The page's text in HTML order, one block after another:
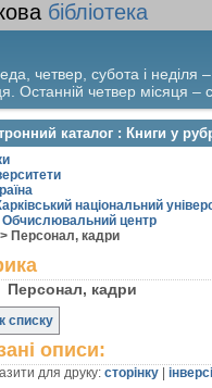
бібліотека
четвер, субота і неділя
Останній четвер місяця –
каталог : Книги у
національний
Обчислювальний центр
Персонал, кадри
Персонал, кадри
списку
описи:
для друку: сторінку